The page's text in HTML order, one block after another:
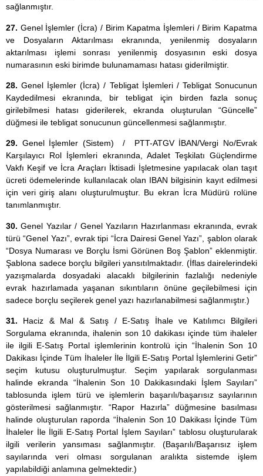
sağlanmıştır.
27. Genel İşlemler (İcra) / Birim Kapatma İşlemleri / Birim Kapatma
ve Dosyaların Aktarılması ekranında, yenilenmiş dosyaların
aktarılması işlemi sonrası yenilenmiş dosyasının eski dosya
numarasının eski birimde bulunamaması hatası giderilmiştir.
28. Genel İşlemler (İcra) / Tebligat İşlemleri / Tebligat Sonucunun
Kaydedilmesi ekranında, bir tebligat için birden fazla sonuç
girilebilmesi hatası giderilerek, ekranda oluşturulan “Güncelle”
düğmesi ile tebligat sonucunun güncellenmesi sağlanmıştır.
29. Genel İşlemler (Sistem) / PTT-ATGV İBAN/Vergi No/Evrak
Karşılayıcı Rol İşlemleri ekranında, Adalet Teşkilatı Güçlendirme
Vakfı Keşif ve İcra Araçları İktisadi İşletmesine yapılacak olan taşıt
ücreti ödemelerinde kullanılacak olan IBAN bilgisinin kayıt edilmesi
için veri giriş alanı oluşturulmuştur. Bu ekran İcra Müdürü rolüne
tanımlanmıştır.
30. Genel Yazılar / Genel Yazıların Hazırlanması ekranında, evrak
türü “Genel Yazı”, evrak tipi “İcra Dairesi Genel Yazı”, şablon olarak
“Dosya Numarası ve Borçlu İsmi Görünen Boş Şablon” eklenmiştir.
Şablona sadece borçlu bilgileri yansıtılmaktadır. (İflas dairelerindeki
yazışmalarda dosyadaki alacaklı bilgilerinin fazlalığı nedeniyle
evrak hazırlamada yaşanan sıkıntıların önüne geçilebilmesi için
sadece borçlu seçilerek genel yazı hazırlanabilmesi sağlanmıştır.)
31. Haciz & Mal & Satış / E-Satış İhale ve Katılımcı Bilgileri
Sorgulama ekranında, ihalenin son 10 dakikası içinde tüm ihaleler
ile ilgili E-Satış Portal işlemlerinin kontrolü için “İhalenin Son 10
Dakikası İçinde Tüm İhaleler İle İlgili E-Satış Portal İşlemlerini Getir”
seçim kutusu oluşturulmuştur. Seçim yapılarak sorgulanması
halinde ekranda “İhalenin Son 10 Dakikasındaki İşlem Sayıları”
tablosunda işlem türü ve işlemlerin başarılı/başarısız sayılarının
gösterilmesi sağlanmıştır. “Rapor Hazırla” düğmesine basılması
halinde oluşturulan raporda “İhalenin Son 10 Dakikası İçinde Tüm
İhaleler İle İlgili E-Satış Portal İşlem Sayıları” tablosu oluşturularak
ilgili verilerin yansıması sağlanmıştır. (Başarılı/Başarısız işlem
sayılarında veri olması sorgulanan aralıkta sistemde işlem
yapılabildiği anlamına gelmektedir.)